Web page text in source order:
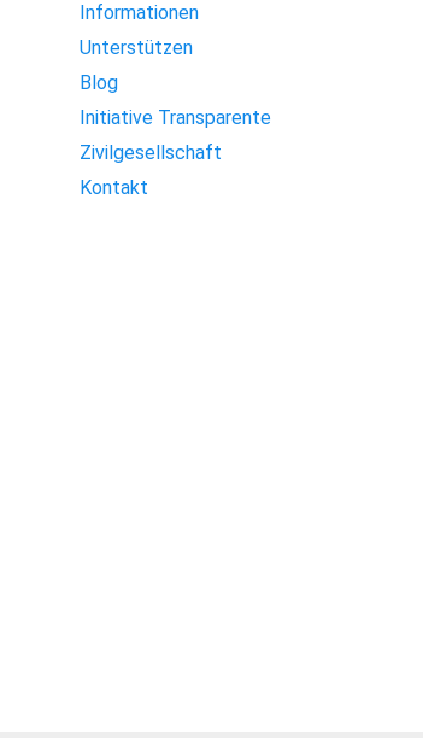
Informationen
Unterstützen
Blog
Initiative Transparente
Zivilgesellschaft
Kontakt